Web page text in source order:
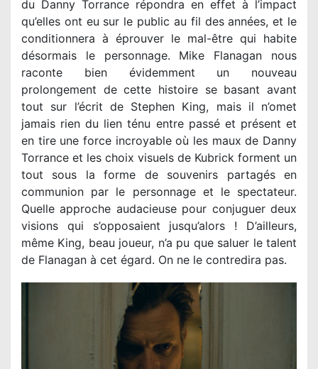
du Danny Torrance répondra en effet à l’impact
qu’elles ont eu sur le public au fil des années, et le
conditionnera à éprouver le mal-être qui habite
désormais le personnage. Mike Flanagan nous
raconte bien évidemment un nouveau
prolongement de cette histoire se basant avant
tout sur l’écrit de Stephen King, mais il n’omet
jamais rien du lien ténu entre passé et présent et
en tire une force incroyable où les maux de Danny
Torrance et les choix visuels de Kubrick forment un
tout sous la forme de souvenirs partagés en
communion par le personnage et le spectateur.
Quelle approche audacieuse pour conjuguer deux
visions qui s’opposaient jusqu’alors ! D’ailleurs,
même King, beau joueur, n’a pu que saluer le talent
de Flanagan à cet égard. On ne le contredira pas.